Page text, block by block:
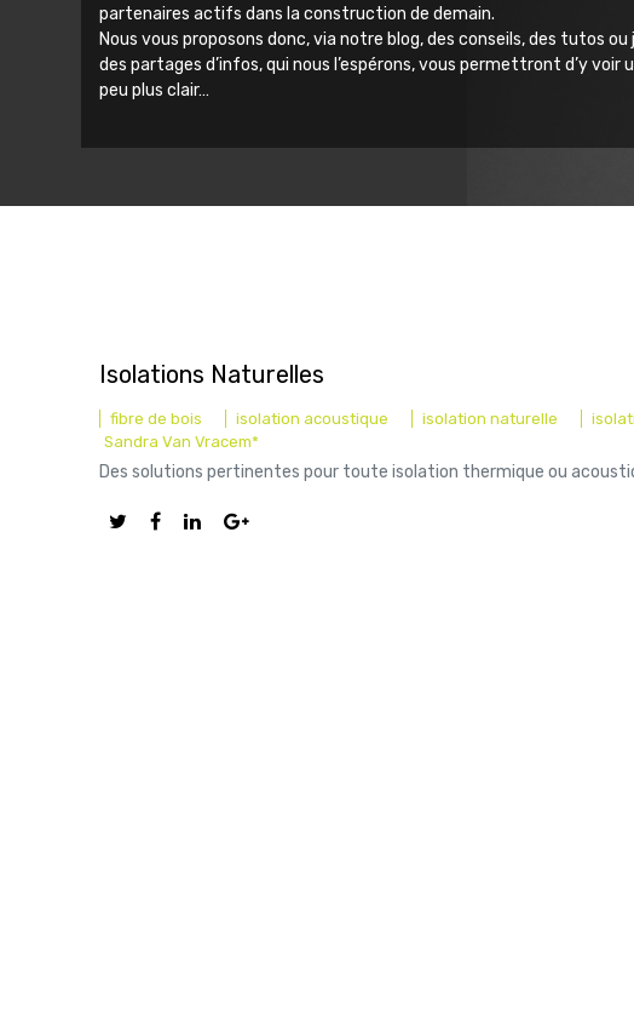
partenaires actifs dans la construction de demain.
Nous vous proposons donc, via notre blog, des conseils, des tutos ou
des partages d’infos, qui nous l’espérons, vous permettront d’y voir
peu plus clair…
Isolations Naturelles
fibre de bois isolation acoustique isolation naturelle
Sandra Van Vracem*
Des solutions pertinentes pour toute isolation thermique ou